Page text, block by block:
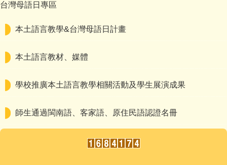
台灣母語日專區
本土語言教學&台灣母語日計畫
本土語言教材、媒體
學校推廣本土語言教學相關活動及學生展演成果
師生通過閩南語、客家語、原住民語認證名冊